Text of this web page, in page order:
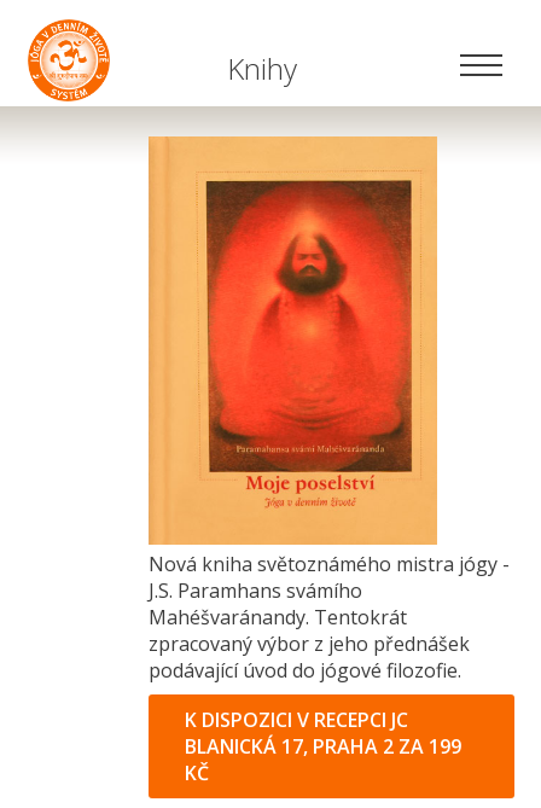
Knihy
Nová kniha světoznámého mistra jógy -
J.S. Paramhans svámího
Mahéšvaránandy. Tentokrát
zpracovaný výbor z jeho přednášek
podávající úvod do jógové filozofie.
K DISPOZICI V RECEPCI JC
BLANICKÁ 17, PRAHA 2 ZA 199
KČ